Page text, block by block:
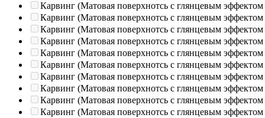
Карвинг (Матовая поверхнотсь с глянцевым эффектом
Карвинг (Матовая поверхнотсь с глянцевым эффектом
Карвинг (Матовая поверхнотсь с глянцевым эффектом
Карвинг (Матовая поверхнотсь с глянцевым эффектом
Карвинг (Матовая поверхнотсь с глянцевым эффектом
Карвинг (Матовая поверхнотсь с глянцевым эффектом
Карвинг (Матовая поверхнотсь с глянцевым эффектом
Карвинг (Матовая поверхнотсь с глянцевым эффектом
Карвинг (Матовая поверхнотсь с глянцевым эффектом
Карвинг (Матовая поверхнотсь с глянцевым эффектом